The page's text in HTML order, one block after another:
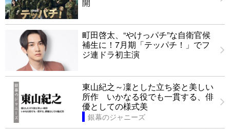
町田啓太、“やけっパチ”な自衛官候
補生に！7月期「テッパチ！」でフ
ジ連ドラ初主演
東山紀之～凜とした立ち姿と美しい
所作 いかなる役でも一貫する、俳
優としての様式美
銀幕のジャニーズ